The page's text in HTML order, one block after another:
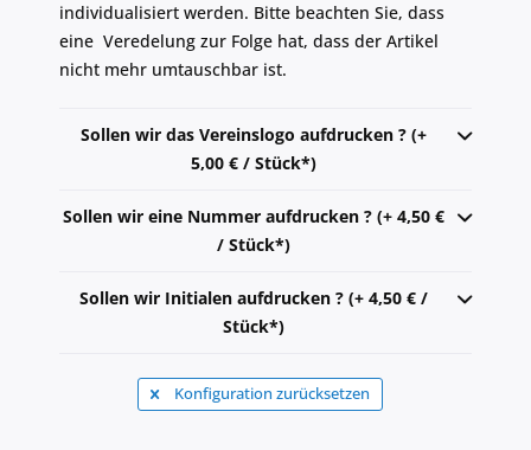
individualisiert werden. Bitte beachten Sie, dass
eine Veredelung zur Folge hat, dass der Artikel
nicht mehr umtauschbar ist.
Sollen wir das Vereinslogo aufdrucken ? (+
5,00 € / Stück*)
Sollen wir eine Nummer aufdrucken ? (+ 4,50 €
/ Stück*)
Sollen wir Initialen aufdrucken ? (+ 4,50 € /
Stück*)
Konfiguration zurücksetzen